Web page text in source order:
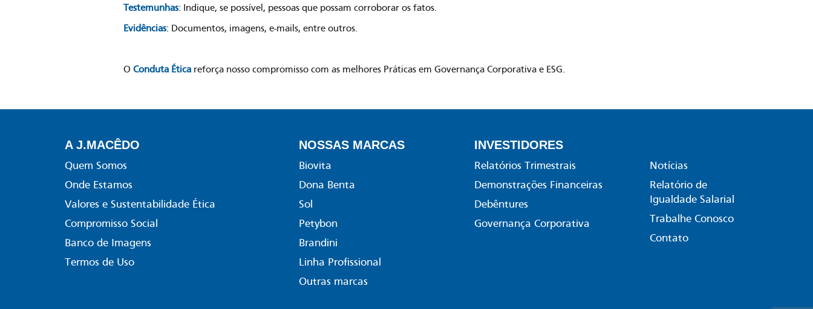
Testemunhas: Indique, se possível, pessoas que possam corroborar os fatos.
Evidências: Documentos, imagens, e-mails, entre outros.
O Conduta Éticareforça nosso compromisso com as melhores Práticas em Governança Corporativa e ESG.
A J.MACÊDO
Quem Somos
Onde Estamos
Valores e Sustentabilidade Ética
Compromisso Social
Banco de Imagens
Termos de Uso
NOSSAS MARCAS
Biovita
Dona Benta
Sol
Petybon
Brandini
Linha Profissional
Outras marcas
INVESTIDORES
Relatórios Trimestrais
Demonstrações Financeiras
Debêntures
Governança Corporativa
Notícias
Relatório de
Igualdade Salarial
Trabalhe Conosco
Contato